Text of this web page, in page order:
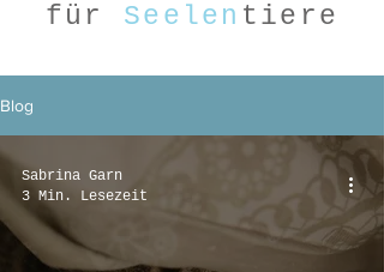
für Seelen tiere
Blog
Sabrina Garn
3 Min. Lesezeit